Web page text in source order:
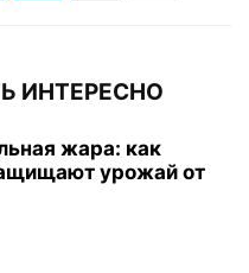
ИНТЕРЕСНО
жара: как
урожай от